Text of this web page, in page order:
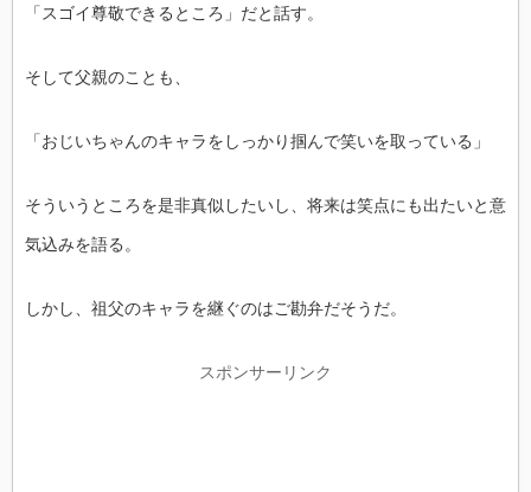
「スゴイ尊敬できるところ」だと話す。
そして父親のことも、
「おじいちゃんのキャラをしっかり掴んで笑いを取っている」
そういうところを是非真似したいし、将来は笑点にも出たいと意
気込みを語る。
しかし、祖父のキャラを継ぐのはご勘弁だそうだ。
スポンサーリンク